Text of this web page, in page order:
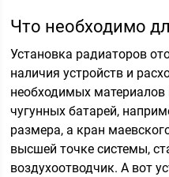
Что необходимо
Установка радиаторов
наличия устройств и
необходимых материалов
чугунных батарей,
размера, а кран
высшей точке системы,
воздухоотводчик. А вот